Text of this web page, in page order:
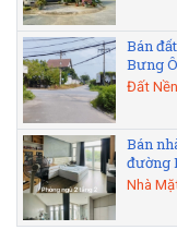
Bán
Bưng
Đất
Bán
đường
Nhà